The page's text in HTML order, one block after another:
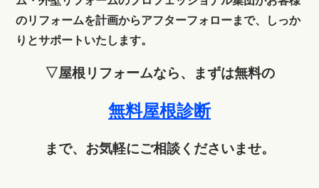
のリフォームを計画からアフターフォローまで、しっか
りとサポートいたします。
▽屋根リフォームなら、まずは無料の
無料屋根診断
まで、お気軽にご相談くださいませ。